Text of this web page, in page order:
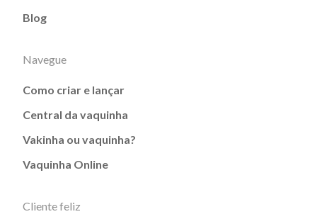
Blog
Navegue
Como criar e lançar
Central da vaquinha
Vakinha ou vaquinha?
Vaquinha Online
Cliente feliz